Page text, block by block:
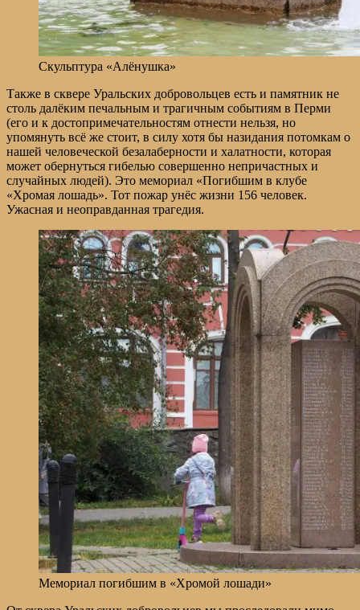
Скульптура «Алёнушка»
Также в сквере Уральских добровольцев есть и памятник не
столь далёким печальным и трагичным событиям в Перми
(его и к достопримечательностям отнести нельзя, но
упомянуть всё же стоит, в силу хотя бы назидания потомкам о
нашей человеческой безалаберности и халатности, которая
может обернуться гибелью совершенно непричастных и
случайных людей). Это мемориал «Погибшим в клубе
«Хромая лошадь». Тот пожар унёс жизни 156 человек.
Ужасная и неоправданная трагедия.
Мемориал погибшим в «Хромой лошади»